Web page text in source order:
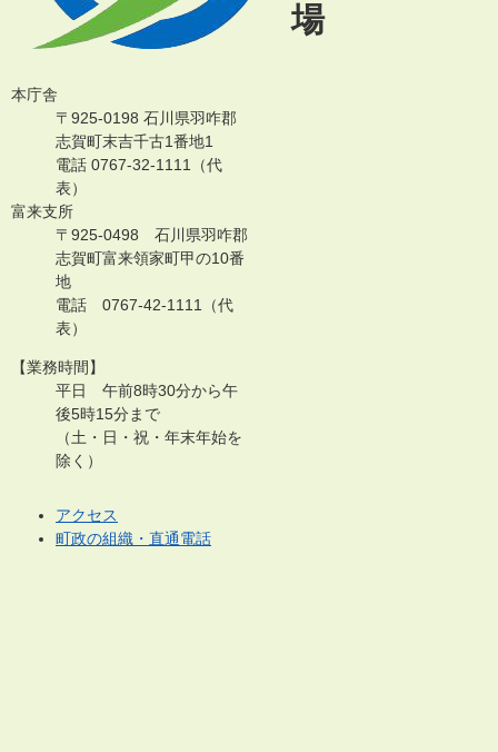
場
本庁舎
〒925-0198 石川県羽咋郡
志賀町末吉千古1番地1
電話 0767-32-1111（代
表）
富来支所
〒925-0498 石川県羽咋郡
志賀町富来領家町甲の10番
地
電話 0767-42-1111（代
表）
【業務時間】
平日 午前8時30分から午
後5時15分まで
（土・日・祝・年末年始を
除く）
アクセス
町政の組織・直通電話